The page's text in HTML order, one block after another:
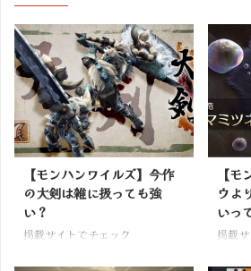
【モンハンワイルズ】今作
の大剣は雑に扱っても強
い？
掲載サイトでチェック
【
ウよ
いっ
掲載